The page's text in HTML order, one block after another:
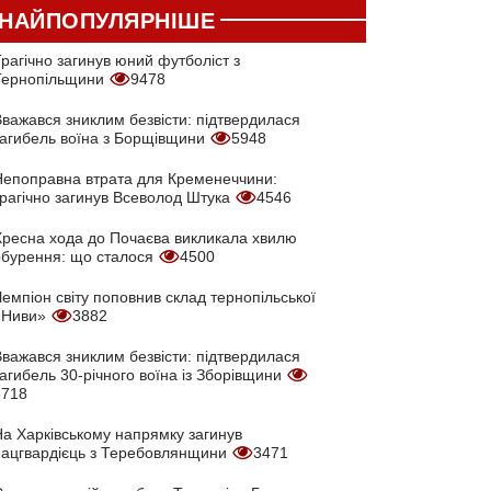
НАЙПОПУЛЯРНІШЕ
загинув юний футболіст з
9478
зниклим безвісти: підтвердилася
воїна з Борщівщини
5948
втрата для Кременеччини:
загинув Всеволод Штука
4546
хода до Почаєва викликала хвилю
що сталося
4500
світу поповнив склад тернопільської
3882
зниклим безвісти: підтвердилася
30-річного воїна із Зборівщини
Харківському напрямку загинув
з Теребовлянщини
3471